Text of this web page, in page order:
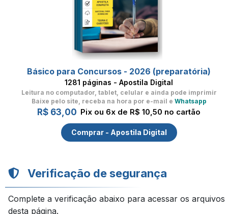
Básico para Concursos - 2026 (preparatória)
1281 páginas - Apostila Digital
Leitura no computador, tablet, celular e ainda pode imprimir
Baixe pelo site, receba na hora por e-mail e Whatsapp
R$ 63,00 Pix ou 6x de R$ 10,50 no cartão
Comprar - Apostila Digital
Verificação de segurança
Complete a verificação abaixo para acessar os arquivos
desta página.